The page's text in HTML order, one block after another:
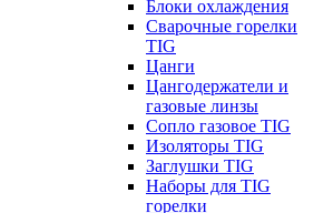
Блоки охлаждения
Сварочные горелки
TIG
Цанги
Цангодержатели и
газовые линзы
Сопло газовое TIG
Изоляторы TIG
Заглушки TIG
Наборы для TIG
горелки